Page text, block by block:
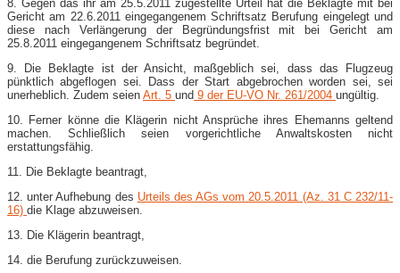
8. Gegen das ihr am 25.5.2011 zugestellte Urteil hat die Beklagte mit bei
Gericht am 22.6.2011 eingegangenem Schriftsatz Berufung eingelegt und
diese nach Verlängerung der Begründungsfrist mit bei Gericht am
25.8.2011 eingegangenem Schriftsatz begründet.
9. Die Beklagte ist der Ansicht, maßgeblich sei, dass das Flugzeug
pünktlich abgeflogen sei. Dass der Start abgebrochen worden sei, sei
unerheblich. Zudem seien Art. 5 und 9 der EU-VO Nr. 261/2004 ungültig.
10. Ferner könne die Klägerin nicht Ansprüche ihres Ehemanns geltend
machen. Schließlich seien vorgerichtliche Anwaltskosten nicht
erstattungsfähig.
11. Die Beklagte beantragt,
12. unter Aufhebung des Urteils des AGs vom 20.5.2011 (Az. 31 C 232/11-
16) die Klage abzuweisen.
13. Die Klägerin beantragt,
14. die Berufung zurückzuweisen.